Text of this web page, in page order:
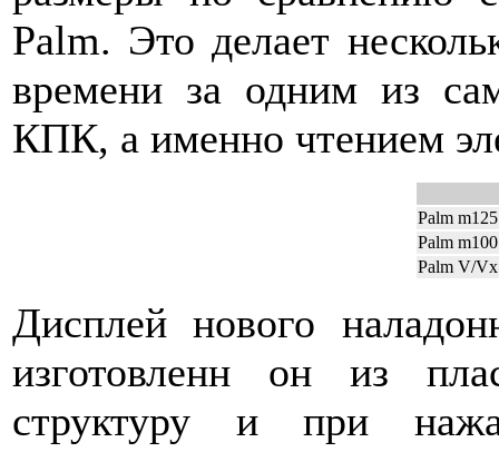
Palm. Это делает
времени за одним из
КПК, а именно чтением
Palm m125
Palm m100
Palm V/Vx
Дисплей нового
изготовленн он из
структуру и при